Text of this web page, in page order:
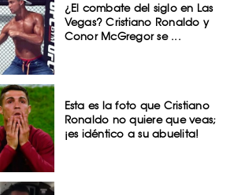
¿El combate del siglo en Las
Vegas? Cristiano Ronaldo y
Conor McGregor se ...
Esta es la foto que Cristiano
Ronaldo no quiere que veas;
¡es idéntico a su abuelita!